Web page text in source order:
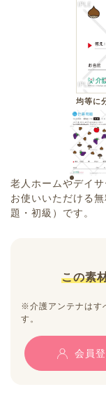
均等に
老人ホームやデイ
お使いいただける
題・初級）です。
この素
※介護アンテナはす
す。
会員